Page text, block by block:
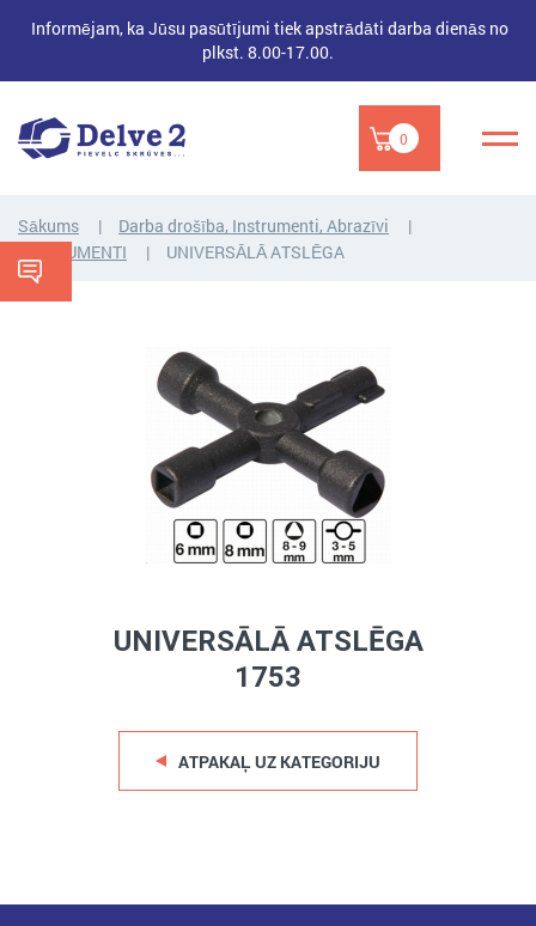
Informējam, ka Jūsu pasūtījumi tiek apstrādāti darba dienās no
plkst. 8.00-17.00.
0
Sākums
Darba drošība, Instrumenti, Abrazīvi
INSTRUMENTI
UNIVERSĀLĀ ATSLĒGA
UNIVERSĀLĀ ATSLĒGA
1753
ATPAKAĻ UZ KATEGORIJU